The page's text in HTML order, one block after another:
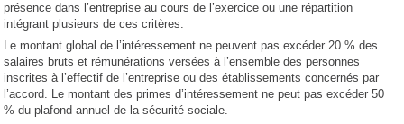
présence dans l’entreprise au cours de l’exercice ou une répartition
intégrant plusieurs de ces critères.
Le montant global de l’intéressement ne peuvent pas excéder 20 % des
salaires bruts et rémunérations versées à l’ensemble des personnes
inscrites à l’effectif de l’entreprise ou des établissements concernés par
l’accord. Le montant des primes d’intéressement ne peut pas excéder 50
% du plafond annuel de la sécurité sociale.